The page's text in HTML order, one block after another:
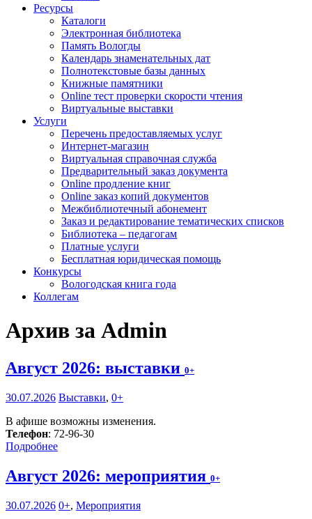
Ресурсы
Каталоги
Электронная библиотека
Память Вологды
Календарь знаменательных дат
Полнотекстовые базы данных
Книжные памятники
Online тест проверки скорости чтения
Виртуальные выставки
Услуги
Перечень предоставляемых услуг
Интернет-магазин
Виртуальная справочная служба
Предварительный заказ документа
Online продление книг
Online заказ копий документов
Межбиблиотечный абонемент
Заказ и редактирование тематических списков
Библиотека – педагогам
Платные услуги
Бесплатная юридическая помощь
Конкурсы
Вологодская книга года
Коллегам
Архив за Admin
Август 2026: выставки 0+
30.07.2026 Выставки, 0+
В афише возможны изменения.
Телефон: 72-96-30
Подробнее
Август 2026: мероприятия 0+
30.07.2026 0+, Мероприятия